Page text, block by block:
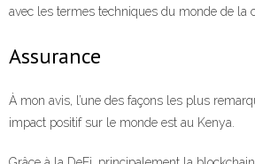
avec les termes techniques du monde de la
Assurance
À mon avis, l’une des façons les plus
impact positif sur le monde est au Kenya.